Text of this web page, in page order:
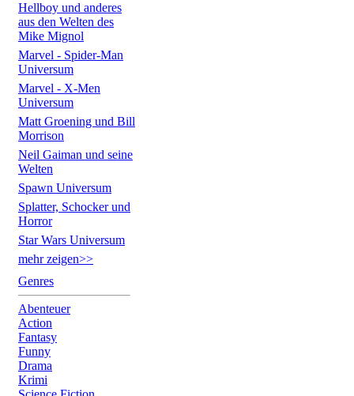
Hellboy und anderes
aus den Welten des
Mike Mignol
Marvel - Spider-Man
Universum
Marvel - X-Men
Universum
Matt Groening und Bill
Morrison
Neil Gaiman und seine
Welten
Spawn Universum
Splatter, Schocker und
Horror
Star Wars Universum
mehr zeigen>>
Genres
Abenteuer
Action
Fantasy
Funny
Drama
Krimi